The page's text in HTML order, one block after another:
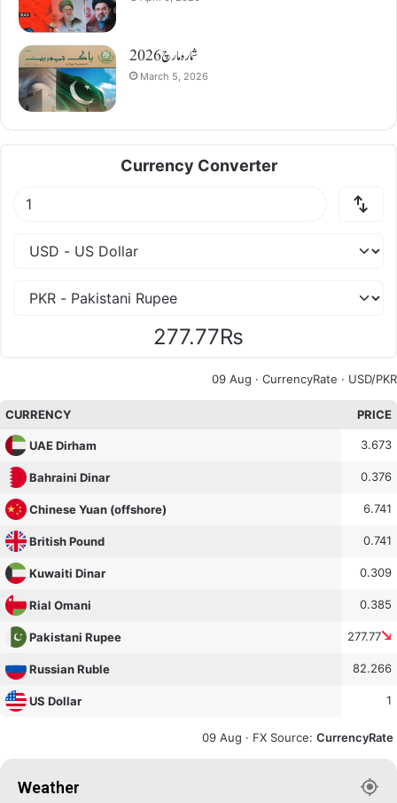
شمارہ مارچ 2026
March 5, 2026
Currency Converter
277.77₨
09 Aug · CurrencyRate · USD/PKR
CURRENCY PRICE
UAE Dirham 3.673
Bahraini Dinar 0.376
Chinese Yuan (offshore) 6.741
British Pound 0.741
Kuwaiti Dinar 0.309
Rial Omani 0.385
Pakistani Rupee 277.77
Russian Ruble 82.266
US Dollar 1
09 Aug · FX Source: CurrencyRate
Weather